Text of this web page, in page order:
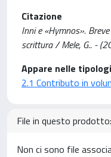
Citazione
Inni e «Hymnos».
scrittura / Mele, G.. -
Appare nelle
2.1 Contributo in
File in questo prodotto:
Non ci sono file